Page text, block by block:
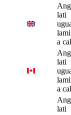
lati
a
lati
a
lati